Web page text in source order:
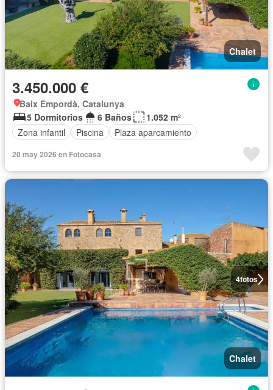
Chalet
3.450.000 €
Baix Empordà, Catalunya
5 Dormitorios
6 Baños
1.052 m²
Zona infantil
Piscina Plaza aparcamiento
20 may 2026 en Fotocasa
4fotos
Chalet